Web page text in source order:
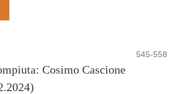
545-558
Cosimo Cascione